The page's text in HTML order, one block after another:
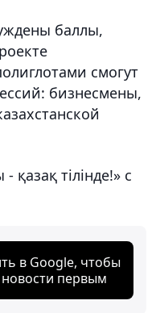
баллы,
смогут
бизнесмены,
тілінде!» с
в Google, чтобы
новости первым